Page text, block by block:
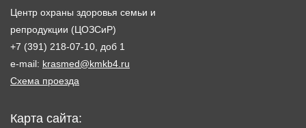
Центр охраны здоровья семьи и
репродукции (ЦОЗСиР)
+7 (391) 218-07-10, доб 1
e-mail: krasmed@kmkb4.ru
Схема проезда
Карта сайта: